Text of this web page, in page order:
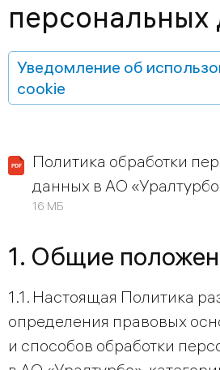
персональных
Уведомление об
cookie
Политика обработки
данных в АО
16 МБ
1. Общие
1.1. Настоящая Политика
определения правовых
и способов обработки